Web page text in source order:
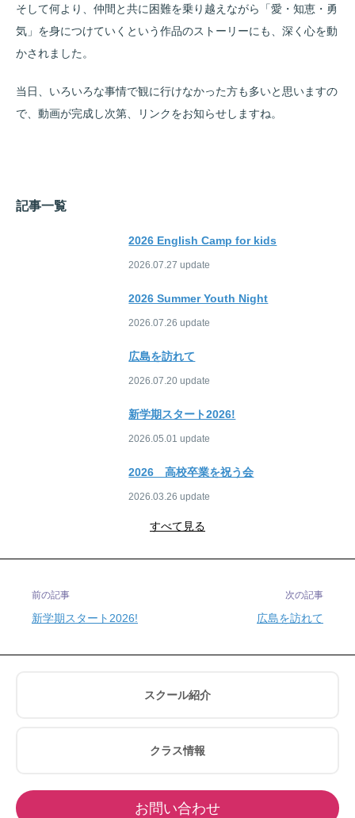
そして何より、仲間と共に困難を乗り越えながら「愛・知恵・勇
気」を身につけていくという作品のストーリーにも、深く心を動
かされました。
当日、いろいろな事情で観に行けなかった方も多いと思いますの
で、動画が完成し次第、リンクをお知らせしますね。
記事一覧
2026 English Camp for kids
2026.07.27
2026 Summer Youth Night
2026.07.26
広島を訪れて
2026.07.20
新学期スタート2026!
2026.05.01
2026 高校卒業を祝う会
2026.03.26
すべて見る
前の記事
新学期スタート2026!
次の記事
広島を訪れて
スクール紹介
クラス情報
お問い合わせ